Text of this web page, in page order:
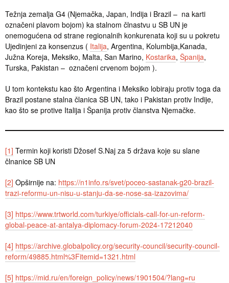
Težnja zemalja G4 (Njemačka, Japan, Indija i Brazil – na karti
označeni plavom bojom) ka stalnom člnastvu u SB UN je
onemogućena od strane regionalnih konkurenata koji su u pokretu
Ujedinjeni za konsenzus ( Italija, Argentina, Kolumbija,Kanada,
Južna Koreja, Meksiko, Malta, San Marino, Kostarika, Španija,
Turska, Pakistan – označeni crvenom bojom ).
U tom kontekstu kao što Argentina i Meksiko lobiraju protiv toga da
Brazil postane stalna članica SB UN, tako i Pakistan protiv Indije,
kao što se protive Italija i Španija protiv članstva Njemačke.
[1] Termin koji koristi Džosef S.Naj za 5 država koje su slane
člnanice SB UN
[2] Opširnije na: https://n1info.rs/svet/poceo-sastanak-g20-brazil-
trazi-reformu-un-nisu-u-stanju-da-se-nose-sa-izazovima/
[3] https://www.trtworld.com/turkiye/officials-call-for-un-reform-
global-peace-at-antalya-diplomacy-forum-2024-17212040
[4] https://archive.globalpolicy.org/security-council/security-council-
reform/49885.html%3Fitemid=1321.html
[5] https://mid.ru/en/foreign_policy/news/1901504/?lang=ru